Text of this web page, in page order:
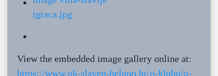
View the embedded image gallery online at:
https://www.nk-slaven-belupo.hr/o-klubu/o-